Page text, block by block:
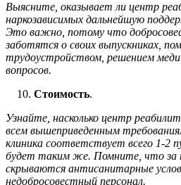
Выясните, оказывает ли центр
наркозависимых дальнейшую
Это важно, потому что
заботятся о своих выпускниках,
трудоустройством, решением
вопросов.
Стоимость.
Узнайте, насколько центр
всем вышеприведенным
клиника соответствует всего 1-2
будет таким же. Помните, что за
скрываются антисанитарные
недобросовестный персонал.